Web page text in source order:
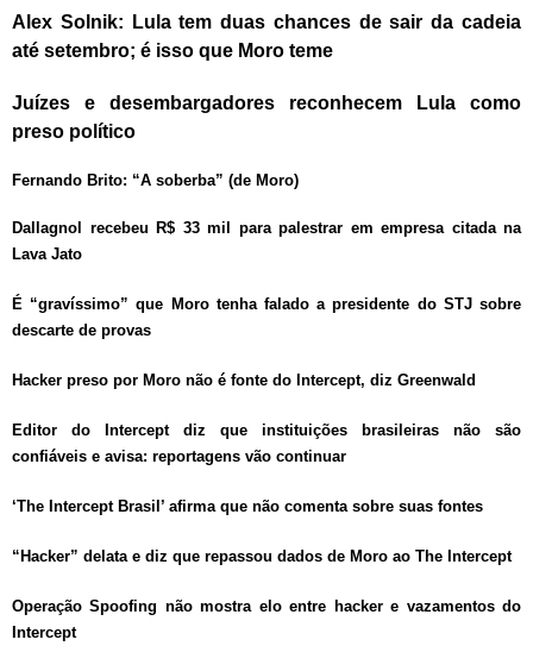
Alex Solnik: Lula tem duas chances de sair da cadeia
até setembro; é isso que Moro teme
Juízes e desembargadores reconhecem Lula como
preso político
Fernando Brito: “A soberba” (de Moro)
Dallagnol recebeu R$ 33 mil para palestrar em empresa citada na
Lava Jato
É “gravíssimo” que Moro tenha falado a presidente do STJ sobre
descarte de provas
Hacker preso por Moro não é fonte do Intercept, diz Greenwald
Editor do Intercept diz que instituições brasileiras não são
confiáveis e avisa: reportagens vão continuar
‘The Intercept Brasil’ afirma que não comenta sobre suas fontes
“Hacker” delata e diz que repassou dados de Moro ao The Intercept
Operação Spoofing não mostra elo entre hacker e vazamentos do
Intercept